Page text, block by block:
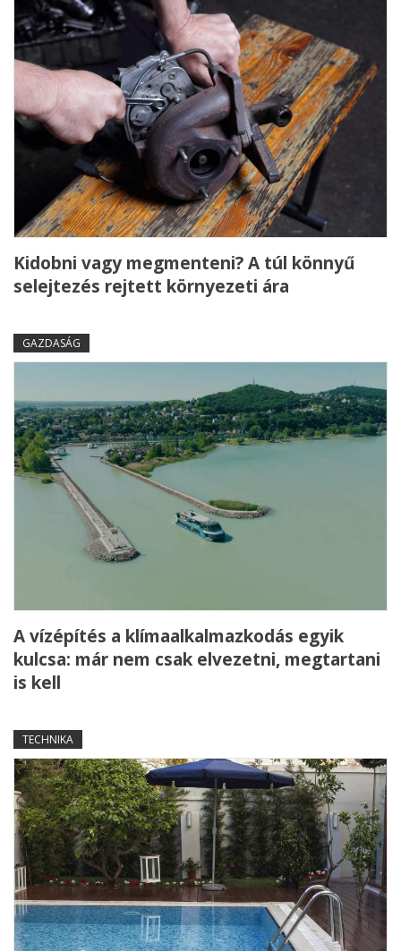
Kidobni vagy megmenteni? A túl könnyű
selejtezés rejtett környezeti ára
GAZDASÁG
A vízépítés a klímaalkalmazkodás egyik
kulcsa: már nem csak elvezetni, megtartani
is kell
TECHNIKA